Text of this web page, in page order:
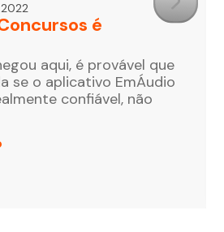
é
aqui, é provável que
se o aplicativo EmÁudio
confiável, não